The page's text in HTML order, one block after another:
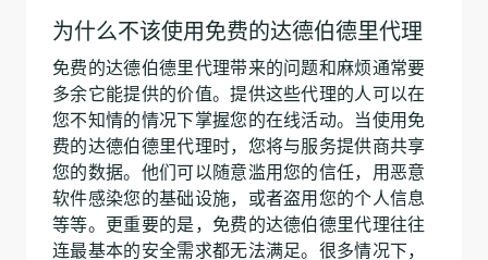
为什么不该使用免费的达德伯德里代理
免费的达德伯德里代理带来的问题和麻烦通常要
多余它能提供的价值。提供这些代理的人可以在
您不知情的情况下掌握您的在线活动。当使用免
费的达德伯德里代理时，您将与服务提供商共享
您的数据。他们可以随意滥用您的信任，用恶意
软件感染您的基础设施，或者盗用您的个人信息
等等。更重要的是，免费的达德伯德里代理往往
连最基本的安全需求都无法满足。很多情况下，